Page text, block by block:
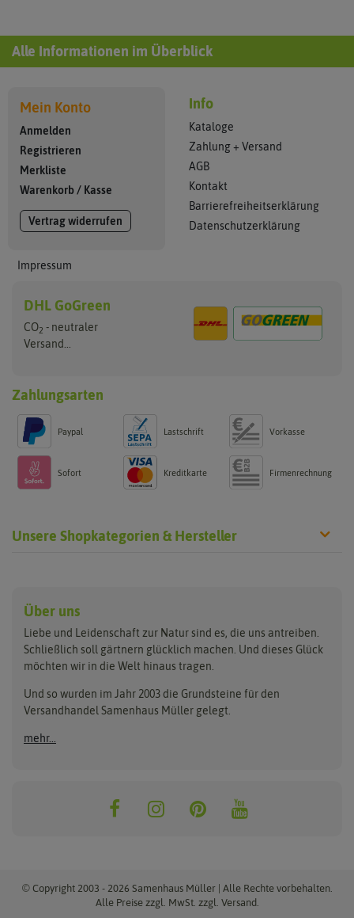
Alle Informationen im Überblick
Mein Konto
Anmelden
Registrieren
Merkliste
Warenkorb/ Kasse
Vertrag widerrufen
Impressum
Info
Kataloge
Zahlung + Versand
AGB
Kontakt
Barrierefreiheitserklärung
Datenschutzerklärung
DHL GoGreen
CO2 - neutraler
Versand...
Zahlungsarten
Paypal Lastschrift Vorkasse
Sofort Kreditkarte Firmenrechnung
Unsere Shopkategorien & Hersteller
Anzuchtschalen
Beleuchtung
Erdbeertürme
Folien, Vliese und Netze
Gartengeräte
Nützlinge & Nisthilfen
Keimsprossen
Saatgut für Werbezwecke
Samen-Sets
Gemüsesamen
Exotische Samen
Rasensamen
Pflanzgut
Benary
Buzzy Seeds
Clever Pots
Dürr-Samen
FLORTUS
Greenline
Grüne Oase
ReNatura Vogelwelt
Über uns
Liebe und Leidenschaft zur Natur sind es, die uns antreiben.
Schließlich soll gärtnern glücklich machen. Und dieses Glück
möchten wir in die Welt hinaus tragen.
Und so wurden im Jahr 2003 die Grundsteine für den
Versandhandel Samenhaus Müller gelegt.
mehr...
© Copyright 2003 - 2026 Samenhaus Müller | Alle Rechte vorbehalten.
Alle Preise zzgl. MwSt. zzgl. Versand.